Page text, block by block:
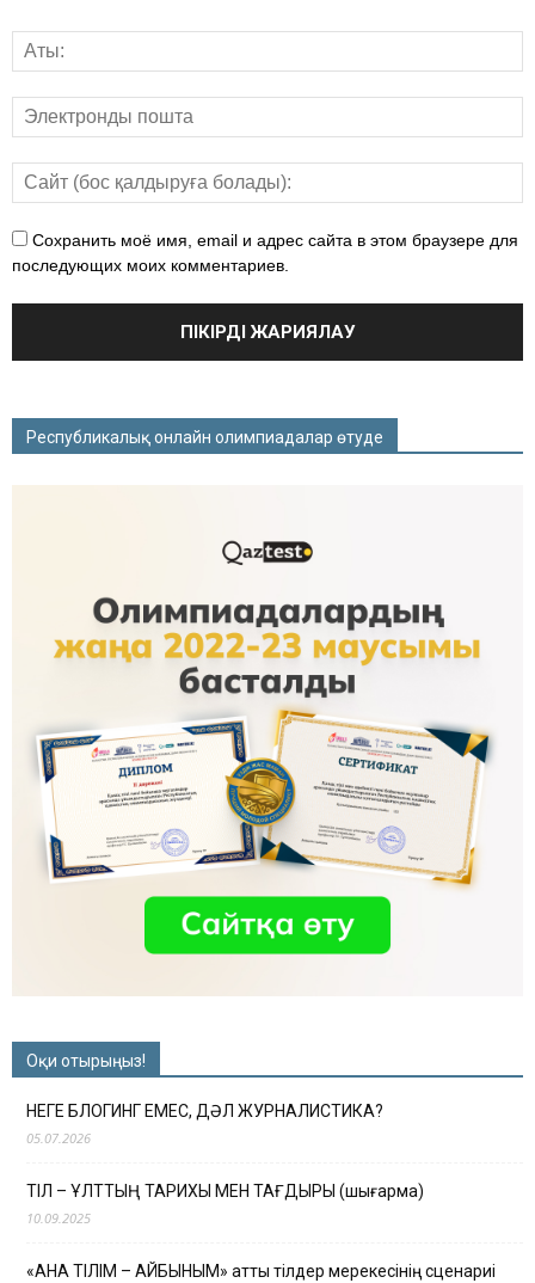
Сохранить моё имя, email и адрес сайта в этом браузере для
последующих моих комментариев.
Республикалық онлайн олимпиадалар өтуде
Оқи отырыңыз!
НЕГЕ БЛОГИНГ ЕМЕС, ДӘЛ ЖУРНАЛИСТИКА?
05.07.2026
ТІЛ – ҰЛТТЫҢ ТАРИХЫ МЕН ТАҒДЫРЫ (шығарма)
10.09.2025
«АНА ТІЛІМ – АЙБЫНЫМ» атты тілдер мерекесінің сценариі